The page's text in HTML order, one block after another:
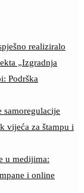
realiziralo
„Izgradnja
Podrška
samoregulacije
vijeća za štampu i
u medijima:
i online